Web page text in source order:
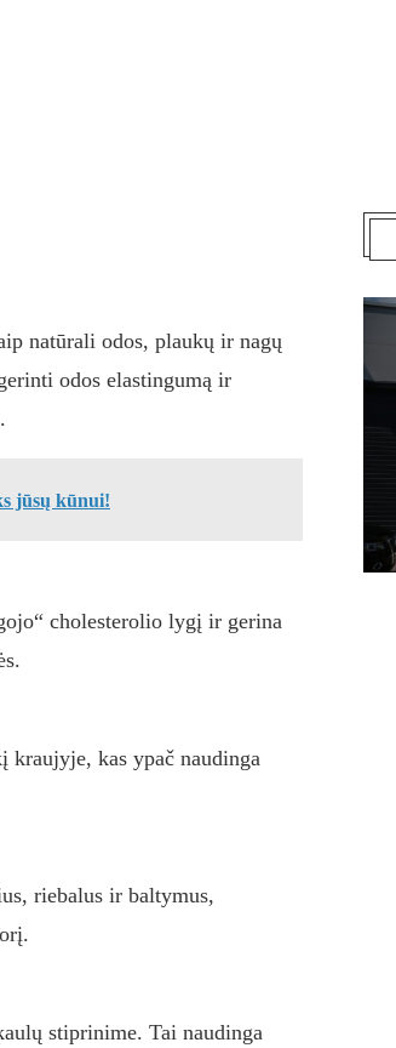
natūrali odos, plaukų ir nagų
odos elastingumą ir
jūsų kūnui!
cholesterolio lygį ir gerina
kraujyje, kas ypač naudinga
riebalus ir baltymus,
stiprinime. Tai naudinga